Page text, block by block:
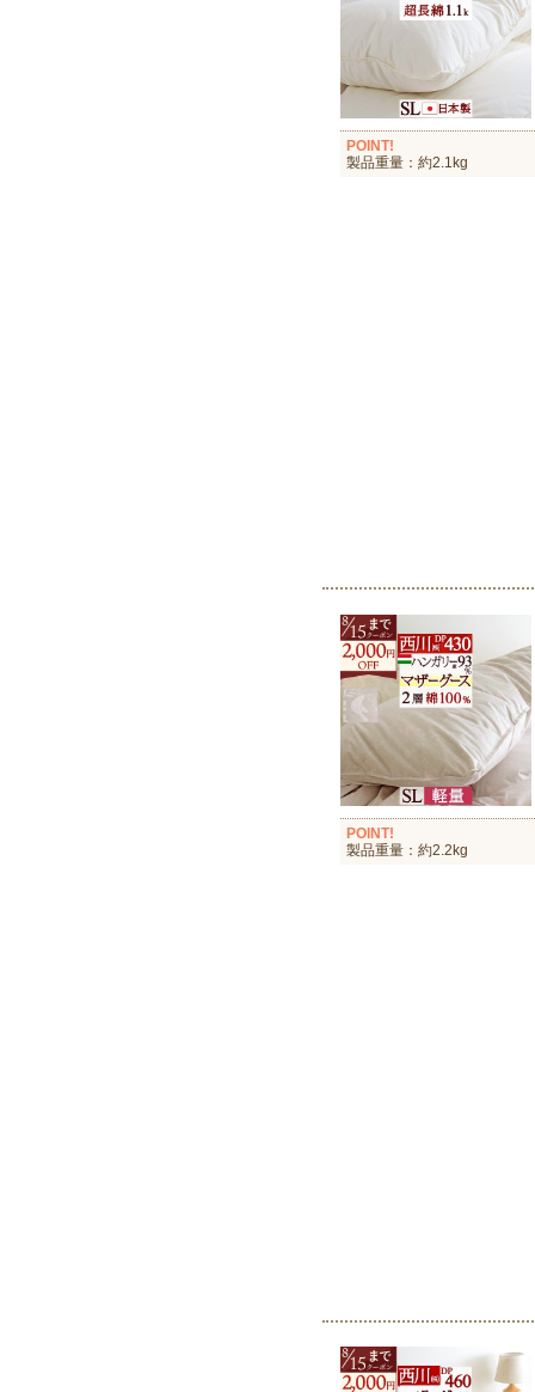
POINT!
製品重量：約2.1kg
POINT!
製品重量：約2.2kg